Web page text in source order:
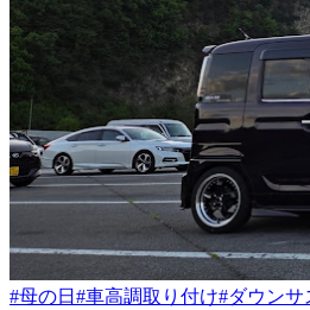
#母の日 #車高調取り付け#ダウンサ